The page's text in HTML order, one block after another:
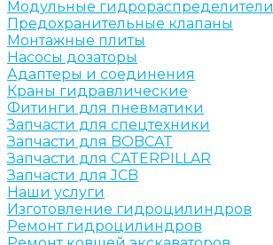
Модульные гидрораспределители
Предохранительные клапаны
Монтажные плиты
Насосы дозаторы
Адаптеры и соединения
Краны гидравлические
Фитинги для пневматики
Запчасти для спецтехники
Запчасти для BOBCAT
Запчасти для CATERPILLAR
Запчасти для JCB
Наши услуги
Изготовление гидроцилиндров
Ремонт гидроцилиндров